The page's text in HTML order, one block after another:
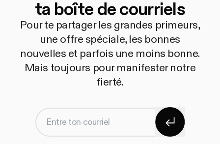
ta boîte de courriels
Pour te partager les grandes primeurs,
une offre spéciale, les bonnes
nouvelles et parfois une moins bonne.
Mais toujours pour manifester notre
fierté.
Entre ton courriel S'abonner